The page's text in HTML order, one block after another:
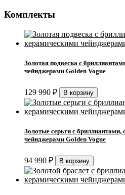
Комплекты
Золотая подвеска с
чейнджерами Golden Vogue
129 990 ₽
Золотые серьги с
чейнджерами Golden Vogue
94 990 ₽